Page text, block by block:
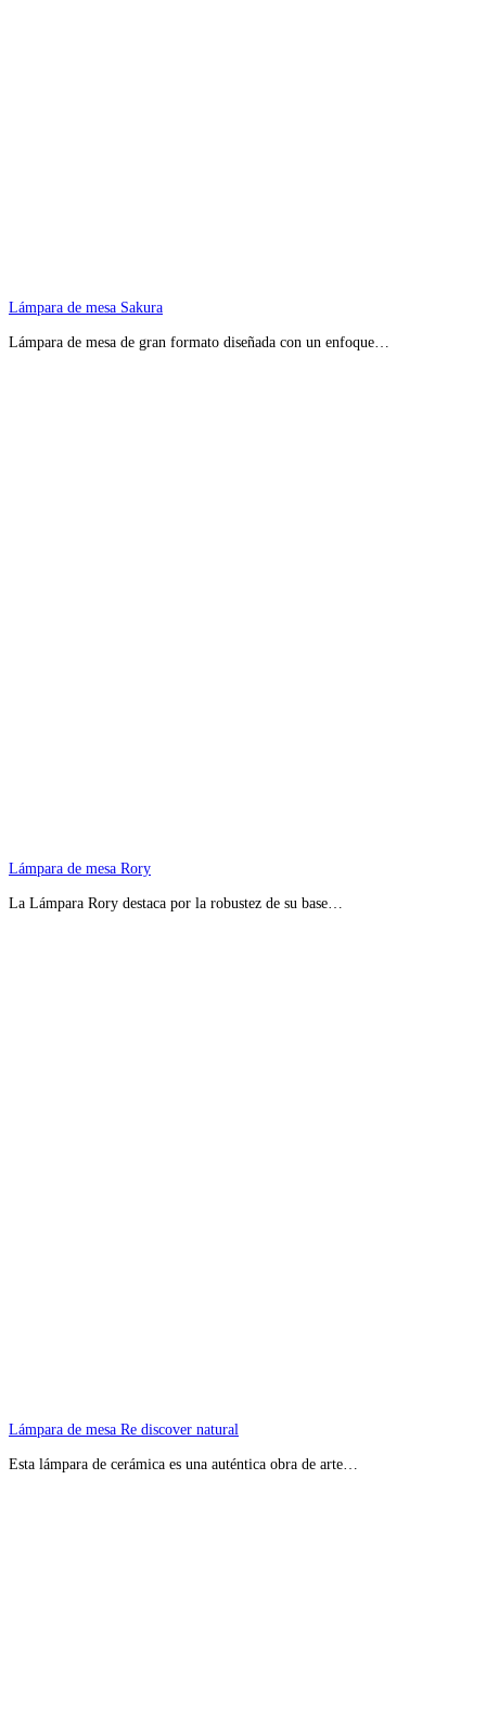
Lámpara de mesa Sakura
Lámpara de mesa de gran formato diseñada con un enfoque…
Lámpara de mesa Rory
La Lámpara Rory destaca por la robustez de su base…
Lámpara de mesa Re discover natural
Esta lámpara de cerámica es una auténtica obra de arte…